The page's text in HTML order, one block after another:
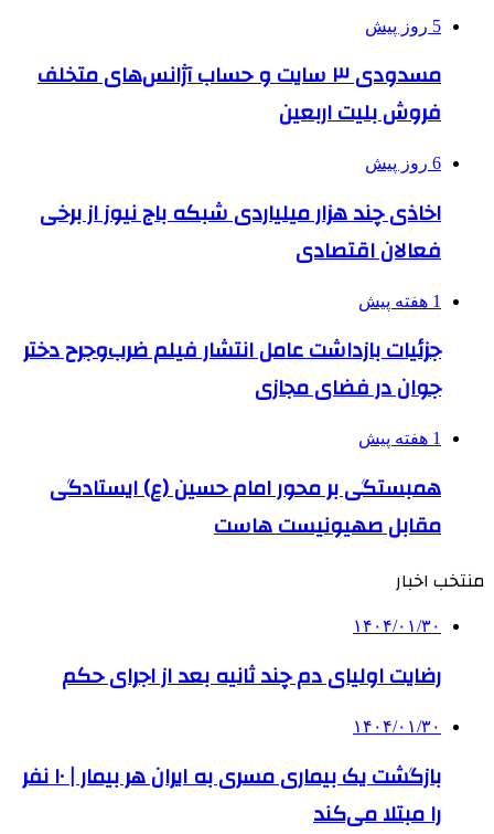
5 روز پیش
مسدودی ۳ سایت و حساب آژانس‌های متخلف
فروش بلیت اربعین
6 روز پیش
اخاذی چند هزار میلیاردی شبکه باج نیوز از برخی
فعالان اقتصادی
1 هفته پیش
جزئیات بازداشت عامل انتشار فیلم ضرب‌وجرح دختر
جوان در فضای مجازی
1 هفته پیش
همبستگی بر محور امام حسین (ع) ایستادگی
مقابل صهیونیست هاست
منتخب اخبار
۱۴۰۴/۰۱/۳۰
رضایت اولیای دم چند ثانیه بعد از اجرای حکم
۱۴۰۴/۰۱/۳۰
بازگشت یک بیماری مسری به ایران هر بیمار | ۱۰ نفر
را مبتلا می‌کند